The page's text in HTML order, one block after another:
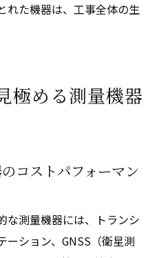
れた機器は、工事全体の生
極める測量機器
コストパフォーマン
な測量機器には、トランシ
ーション、GNSS（衛星測